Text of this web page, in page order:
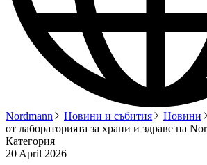
Nordmann Новини и събития Новини
от лабораторията за храни и здраве на
Категория
20 April 2026